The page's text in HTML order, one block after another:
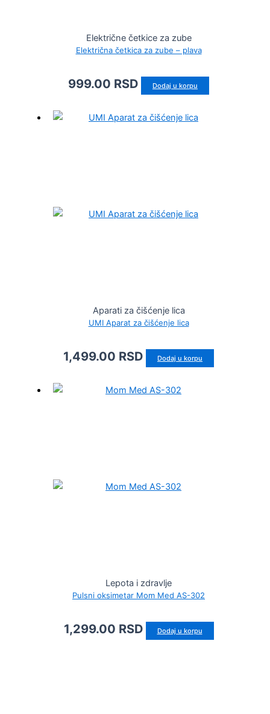
Električne četkice za zube
Električna četkica za zube – plava
999.00 RSD Dodaj u korpu
Aparati za čišćenje lica
UMI Aparat za čišćenje lica
1,499.00 RSD Dodaj u korpu
Lepota i zdravlje
Pulsni oksimetar Mom Med AS-302
1,299.00 RSD Dodaj u korpu